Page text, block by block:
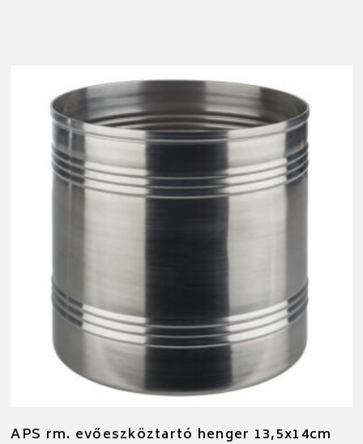
APS rm. evőeszköztartó henger 13,5x14cm